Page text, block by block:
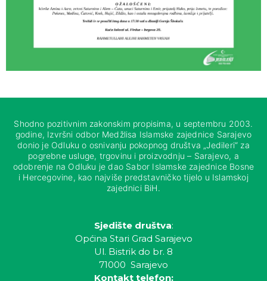
Shodno pozitivnim zakonskim propisima, u septembru 2003.
godine, Izvršni odbor Medžlisa Islamske zajednice Sarajevo
donio je Odluku o osnivanju pokopnog društva „Jedileri“ za
pogrebne usluge, trgovinu i proizvodnju – Sarajevo, a
odobrenje na Odluku je dao Sabor Islamske zajednice Bosne
i Hercegovine, kao najviše predstavničko tijelo u Islamskoj
zajednici BiH.
Sjedište društva:
Općina Stari Grad Sarajevo
Ul. Bistrik do br. 8
71000 Sarajevo
Kontakt telefon: